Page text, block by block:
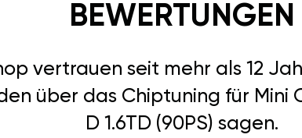
BEWERTUNGEN
vertrauen seit mehr als 12
über das Chiptuning für Mini
D 1.6TD (90PS) sagen.